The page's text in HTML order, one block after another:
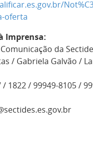
oferta
Imprensa:
da
/ Gabriela Galvão /
/ 1822 / 99949-8105 /